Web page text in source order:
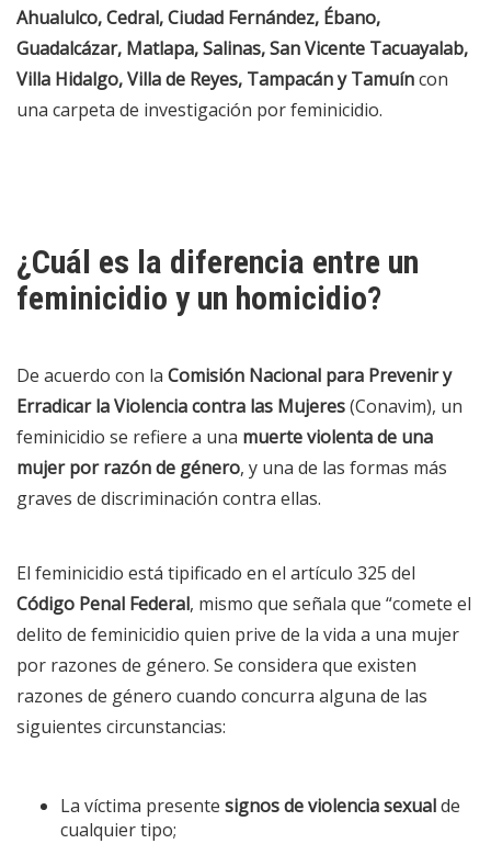
Ahualulco, Cedral, Ciudad Fernández, Ébano,
Guadalcázar, Matlapa, Salinas, San Vicente Tacuayalab,
Villa Hidalgo, Villa de Reyes, Tampacán y Tamuíncon
una carpeta de investigación por feminicidio.
¿Cuál es la diferencia entre un
feminicidio y un homicidio?
De acuerdo con la Comisión Nacional para Prevenir y
Erradicar la Violencia contra las Mujeres(Conavim), un
feminicidio se refiere a una muerte violenta de una
mujer por razón de género, y una de las formas más
graves de discriminación contra ellas.
El feminicidio está tipificado en el artículo 325 del
Código Penal Federal, mismo que señala que “comete el
delito de feminicidio quien prive de la vida a una mujer
por razones de género. Se considera que existen
razones de género cuando concurra alguna de las
siguientes circunstancias:
La víctima presente signos de violencia sexualde
cualquier tipo;